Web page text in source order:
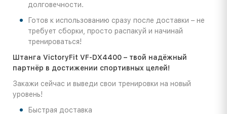
долговечности.
Готов к использованию сразу после доставки – не
требует сборки, просто распакуй и начинай
тренироваться!
Штанга VictoryFit VF-DX4400 – твой надёжный
партнёр в достижении спортивных целей!
Закажи сейчас и выведи свои тренировки на новый
уровень!
Быстрая доставка